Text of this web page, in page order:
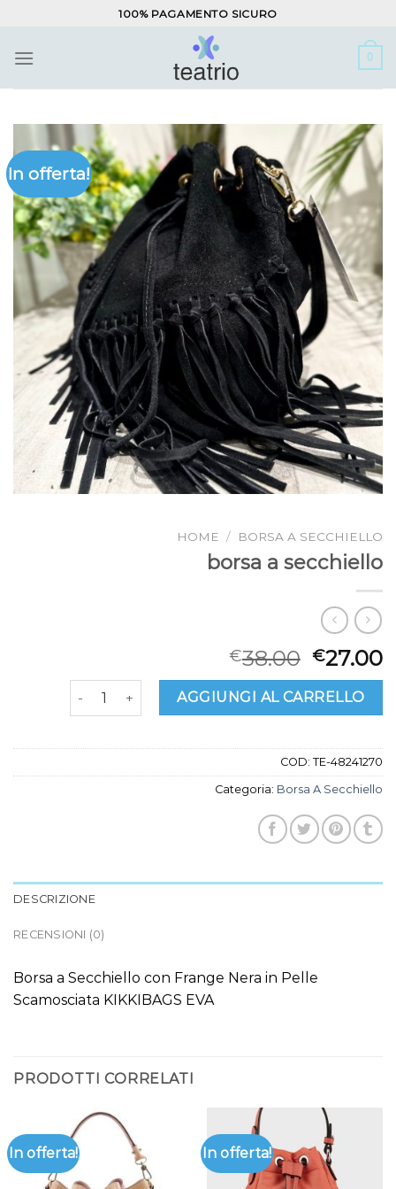
contenuti
100% PAGAMENTO SICURO
0
In offerta!
HOME / BORSA A SECCHIELLO
borsa a secchiello
€38.00 €27.00
borsa a secchiello quantitàAGGIUNGI AL CARRELLO
COD: TE-48241270
Categoria: Borsa A Secchiello
DESCRIZIONE
RECENSIONI (0)
Borsa a Secchiello con Frange Nera in Pelle
Scamosciata KIKKIBAGS EVA
PRODOTTI CORRELATI
In offerta! In offerta!